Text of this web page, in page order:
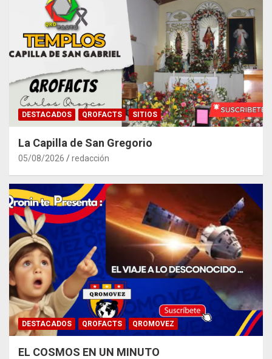
DESTACADOS QROFACTS SITIOS
La Capilla de San Gregorio
05/08/2026 redacción
DESTACADOS QROFACTS QROMOVEZ
EL COSMOS EN UN MINUTO